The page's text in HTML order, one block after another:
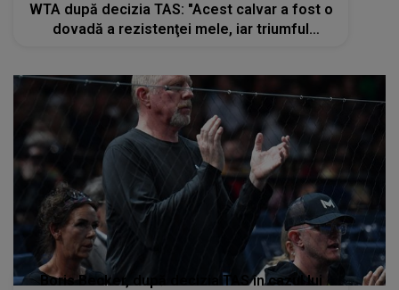
WTA după decizia TAS: "Acest calvar a fost o
dovadă a rezistenţei mele, iar triumful
Boris Becker, după decizia TAS în cazul lui